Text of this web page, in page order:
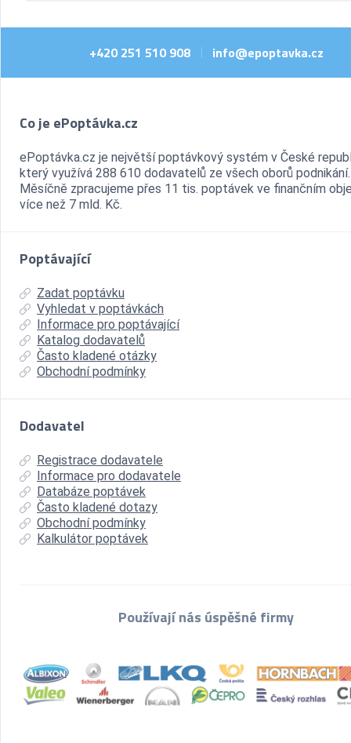
+420 251 510 908 info@epoptavka.cz
Co je ePoptávka.cz
ePoptávka.cz je největší poptávkový systém v České
který využívá 288 610 dodavatelů ze všech oborů podnikání.
Měsíčně zpracujeme přes 11 tis. poptávek ve finančním
více než 7 mld. Kč.
Poptávající
Zadat poptávku
Vyhledat v poptávkách
Informace pro poptávající
Katalog dodavatelů
Často kladené otázky
Obchodní podmínky
Dodavatel
Registrace dodavatele
Informace pro dodavatele
Databáze poptávek
Často kladené dotazy
Obchodní podmínky
Kalkulátor poptávek
Používají nás úspěšné firmy